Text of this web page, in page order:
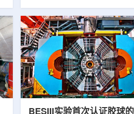
6.69亿个星系、数千个星系团以及
多颗超新星的信息，用于研究宇宙
膨胀和宇宙结构演化。为了实现
费米实验室制造了一台极其灵敏的
像素数字相机DECam，并将其安
于智利安第斯山脉的美国国家科学
会托洛洛山美洲际天文台的布兰科
远镜上。(图片由Reidar Hahn/费
加速...